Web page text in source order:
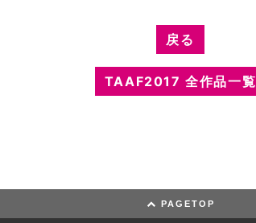
戻る
TAAF2017 全作品一覧
PAGETOP